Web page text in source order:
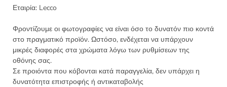
Εταιρία: Lecco
Φροντίζουμε οι φωτογραφίες να είναι όσο το δυνατόν πιο κοντά
στο πραγματικό προϊόν. Ωστόσο, ενδέχεται να υπάρχουν
μικρές διαφορές στα χρώματα λόγω των ρυθμίσεων της
οθόνης σας.
Σε προιόντα που κόβονται κατά παραγγελία, δεν υπάρχει η
δυνατότητα επιστροφής ή αντικαταβολής